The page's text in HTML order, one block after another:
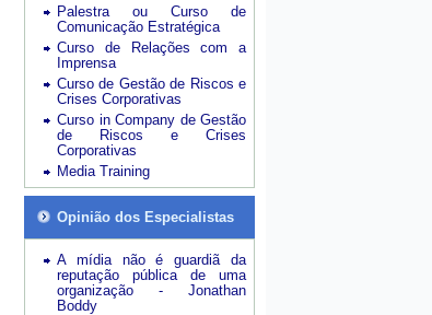
Palestra ou Curso de
Comunicação Estratégica
Curso de Relações com a
Imprensa
Curso de Gestão de Riscos e
Crises Corporativas
Curso in Company de Gestão
de Riscos e Crises
Corporativas
Media Training
Opinião dos Especialistas
A mídia não é guardiã da
reputação pública de uma
organização - Jonathan
Boddy